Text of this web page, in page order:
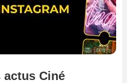
actus Ciné